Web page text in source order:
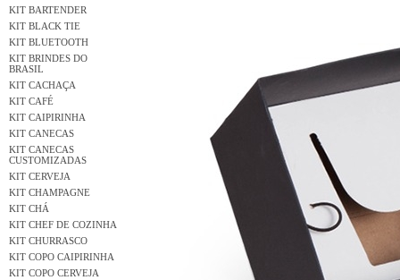
KIT BARTENDER
KIT BLACK TIE
KIT BLUETOOTH
KIT BRINDES DO
BRASIL
KIT CACHAÇA
KIT CAFÉ
KIT CAIPIRINHA
KIT CANECAS
KIT CANECAS
CUSTOMIZADAS
KIT CERVEJA
KIT CHAMPAGNE
KIT CHÁ
KIT CHEF DE COZINHA
KIT CHURRASCO
KIT COPO CAIPIRINHA
KIT COPO CERVEJA